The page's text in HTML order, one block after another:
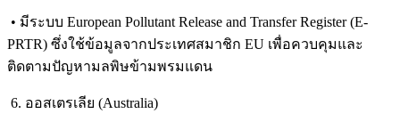
• มีระบบ European Pollutant Release and Transfer Register (E-
PRTR) ซึ่งใช้ข้อมูลจากประเทศสมาชิก EU เพื่อควบคุมและ
ติดตามปัญหามลพิษข้ามพรมแดน
6. ออสเตรเลีย (Australia)